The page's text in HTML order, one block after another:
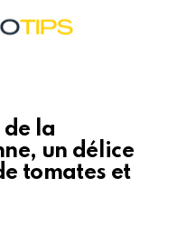
de la
un délice
tomates et